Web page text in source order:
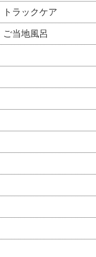
トラックケア
ご当地風呂